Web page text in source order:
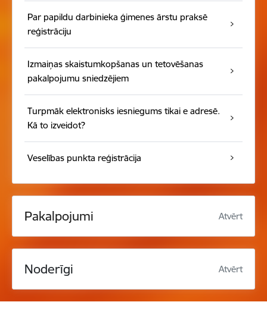
Par papildu darbinieka ģimenes ārstu praksē
reģistrāciju
Izmaiņas skaistumkopšanas un tetovēšanas
pakalpojumu sniedzējiem
Turpmāk elektronisks iesniegums tikai e adresē.
Kā to izveidot?
Veselības punkta reģistrācija
Pakalpojumi Atvērt
Noderīgi Atvērt